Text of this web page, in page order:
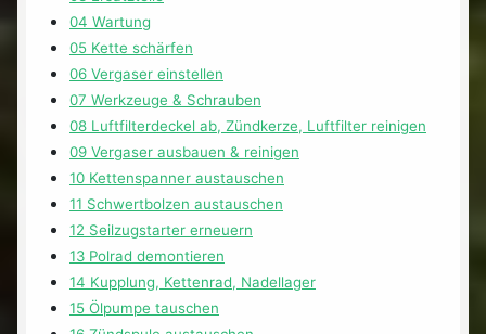
04 Wartung
05 Kette schärfen
06 Vergaser einstellen
07 Werkzeuge & Schrauben
08 Luftfilterdeckel ab, Zündkerze, Luftfilter reinigen
09 Vergaser ausbauen & reinigen
10 Kettenspanner austauschen
11 Schwertbolzen austauschen
12 Seilzugstarter erneuern
13 Polrad demontieren
14 Kupplung, Kettenrad, Nadellager
15 Ölpumpe tauschen